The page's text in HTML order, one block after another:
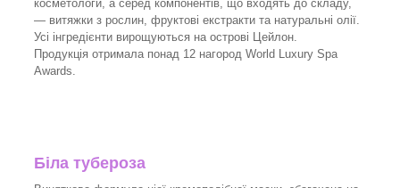
косметологи, а серед компонентів, що входять до складу,
— витяжки з рослин, фруктові екстракти та натуральні олії.
Усі інгредієнти вирощуються на острові Цейлон.
Продукція отримала понад 12 нагород World Luxury Spa
Awards.
Біла тубероза